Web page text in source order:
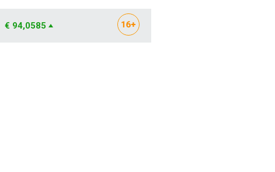
€ 94,0585